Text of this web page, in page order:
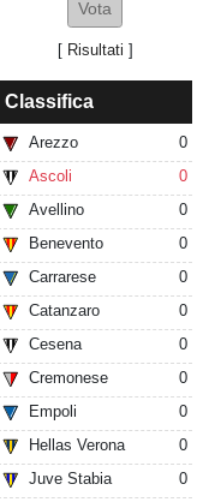
[ Risultati ]
Classifica
Arezzo
0
Ascoli
0
Avellino
0
Benevento
0
Carrarese
0
Catanzaro
0
Cesena
0
Cremonese
0
Empoli
0
Hellas Verona
0
Juve Stabia
0